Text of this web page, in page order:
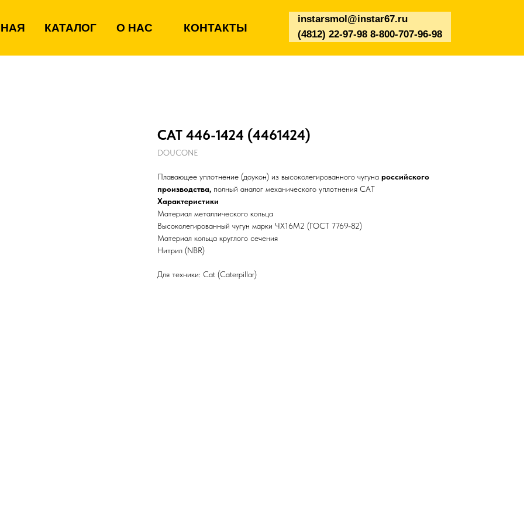
КАТАЛОГ О НАС КОНТАКТЫ
(4812) 22-97-98 8-800-707-96-98
instarsmol@instar67.ru
CAT 446-1424 (4461424)
DOUCONE
Плавающее уплотнение (доукон) из высоколегированного чугуна российского
производства, полный аналог механического уплотнения CAT
Характеристики
Материал металлического кольца
Высоколегированный чугун марки ЧХ16М2 (ГОСТ 7769-82)
Материал кольца круглого сечения
Нитрил (NBR)
Для техники: Cat (Caterpillar)